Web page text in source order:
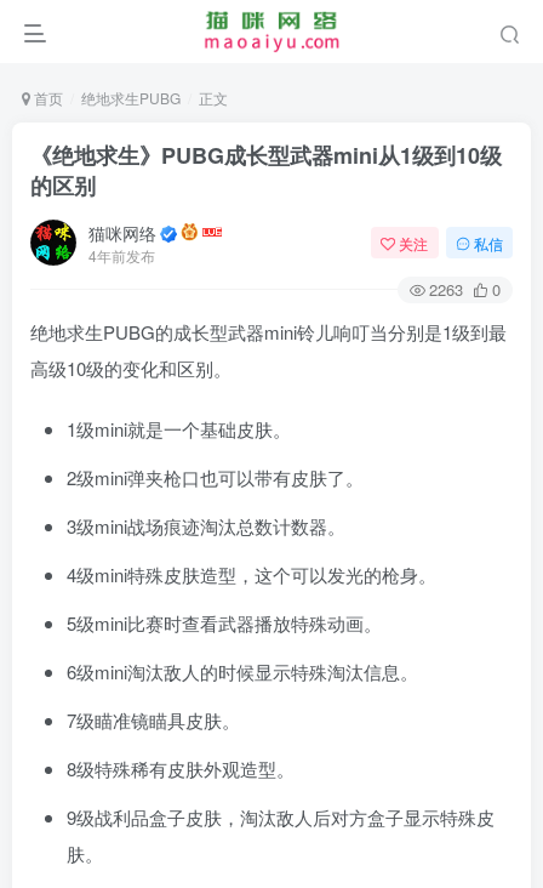
首页 绝地求生PUBG 正文
《绝地求生》PUBG成长型武器mini从1级到10级
的区别
猫咪网络
4年前发布
关注 私信
2263 0
绝地求生PUBG的成长型武器mini铃儿响叮当分别是1级到最
高级10级的变化和区别。
1级mini就是一个基础皮肤。
2级mini弹夹枪口也可以带有皮肤了。
3级mini战场痕迹淘汰总数计数器。
4级mini特殊皮肤造型，这个可以发光的枪身。
5级mini比赛时查看武器播放特殊动画。
6级mini淘汰敌人的时候显示特殊淘汰信息。
7级瞄准镜瞄具皮肤。
8级特殊稀有皮肤外观造型。
9级战利品盒子皮肤，淘汰敌人后对方盒子显示特殊皮
肤。